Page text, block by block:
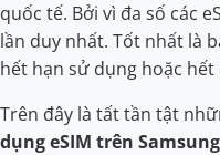
quốc tế. Bởi vì đa số các
lần duy nhất. Tốt nhất là
hết hạn sử dụng hoặc
Trên đây là tất tần tật
dụng eSIM trên Samsung